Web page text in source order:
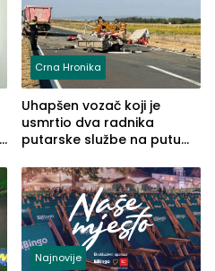
Crna Hronika
Uhapšen vozač koji je
usmrtio dva radnika
putarske službe na putu
(FOTO)
Najnovije